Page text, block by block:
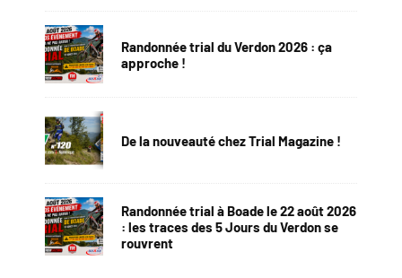
Randonnée trial du Verdon 2026 : ça
approche !
De la nouveauté chez Trial Magazine !
Randonnée trial à Boade le 22 août 2026
: les traces des 5 Jours du Verdon se
rouvrent